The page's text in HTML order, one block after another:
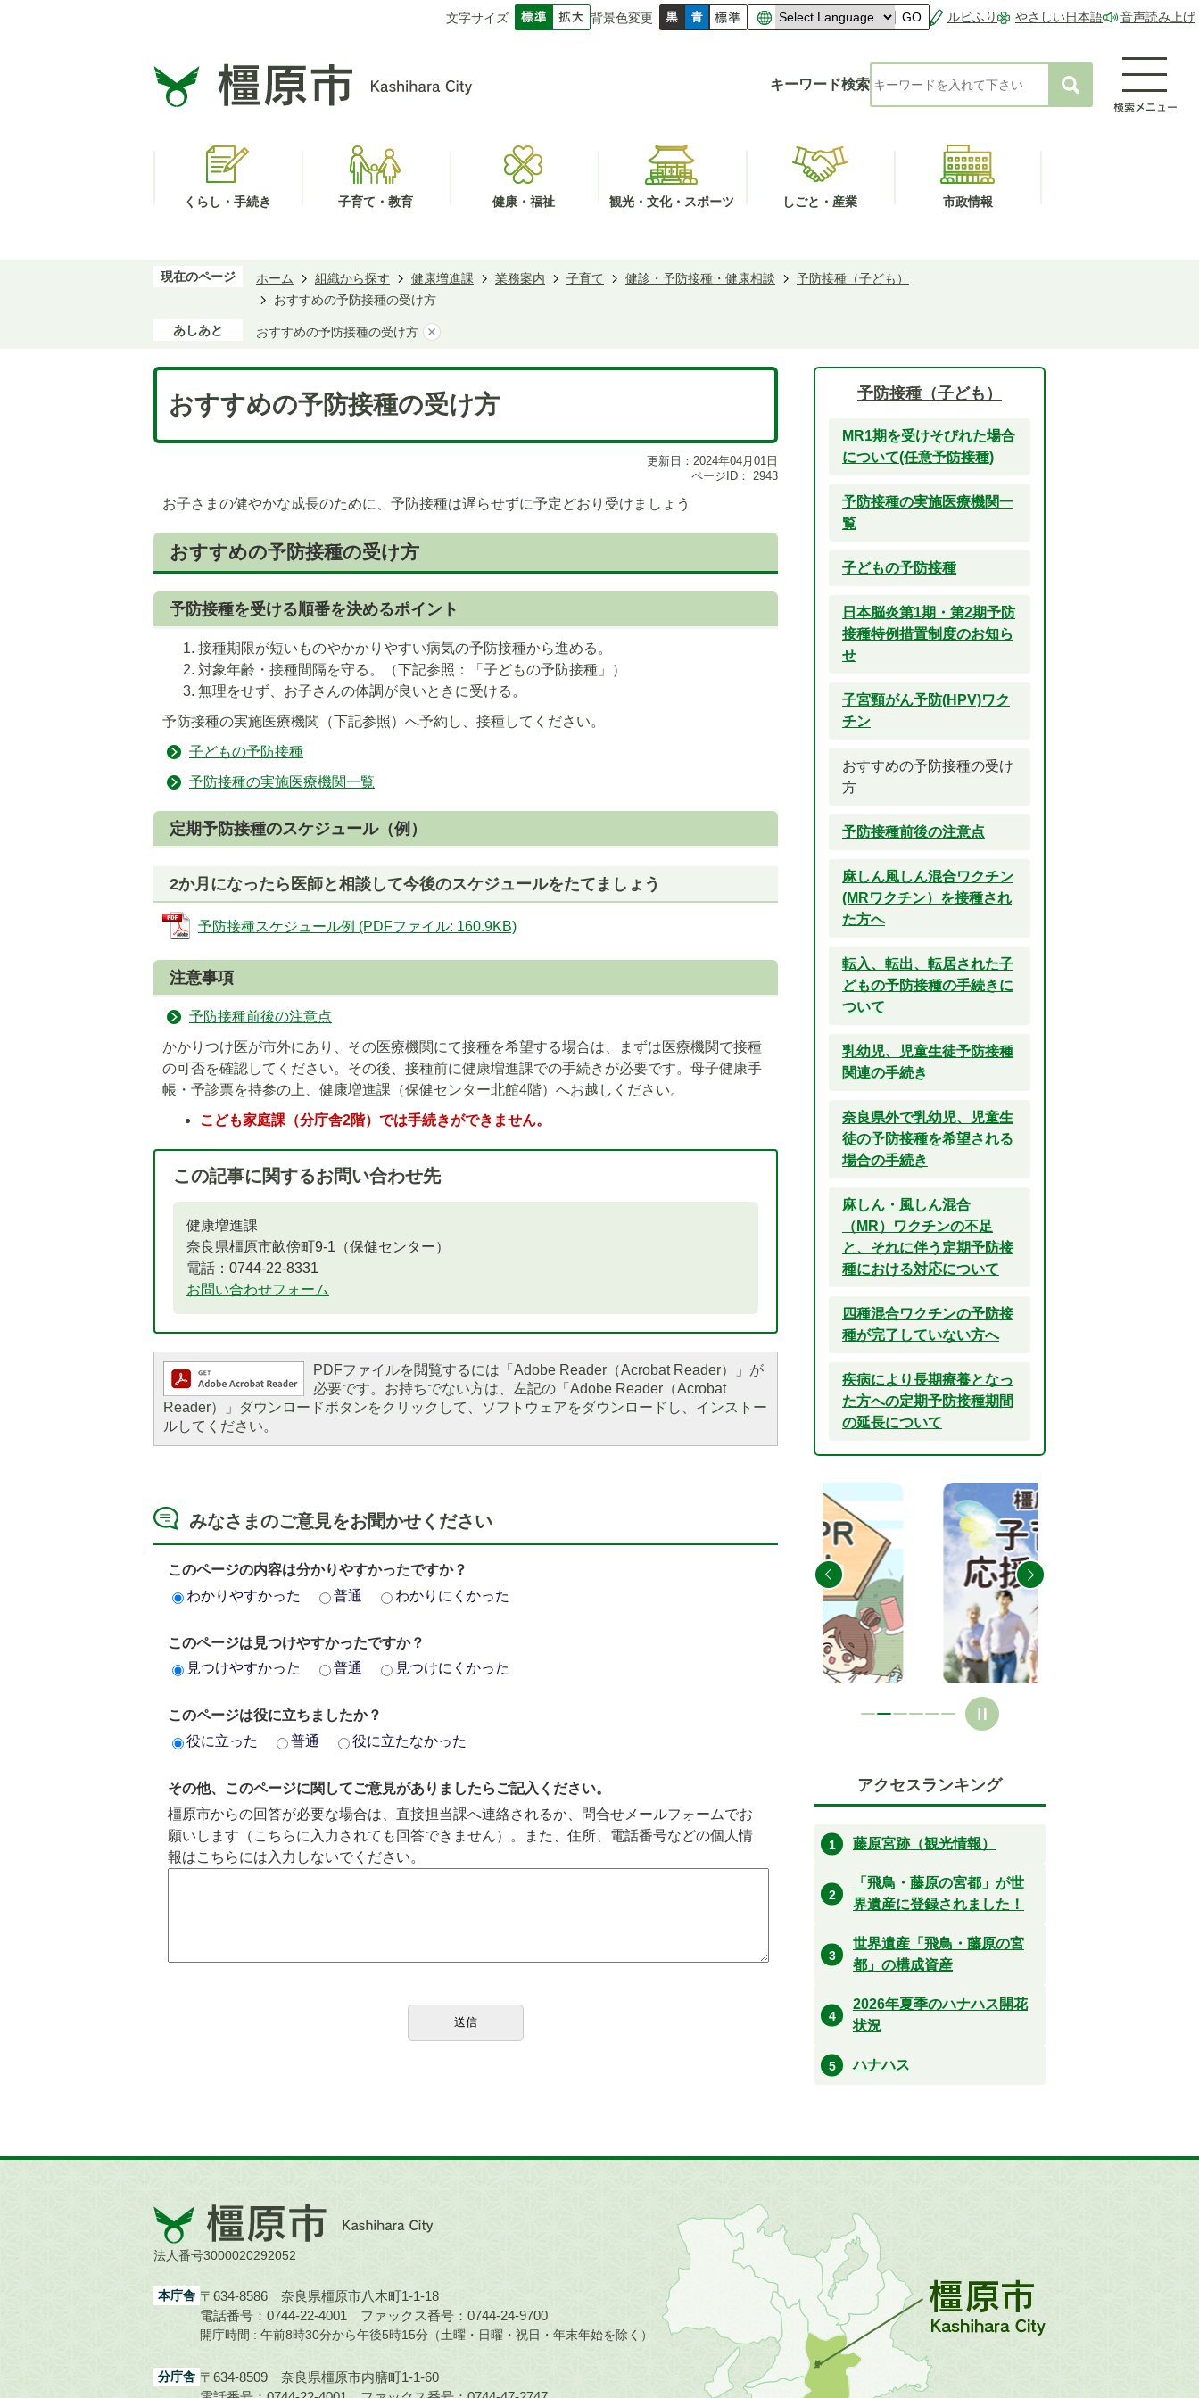
文字サイズ 背景色変更 GO ルビふり やさしい日本語 音声読み上げ
キーワード検索
くらし・手続き 子育て・教育 健康・福祉 観光・文化・スポーツ しごと・産業 市政情報
現在のページ ホーム 組織から探す 健康増進課 業務案内 子育て 健診・予防接種・健康相談
予防接種（子ども）
おすすめの予防接種の受け方
あしあと おすすめの予防接種の受け方
おすすめの予防接種の受け方
更新日：2024年04月01日
ページID： 2943
お子さまの健やかな成長のために、予防接種は遅らせずに予定どおり受けましょう
おすすめの予防接種の受け方
予防接種を受ける順番を決めるポイント
接種期限が短いものやかかりやすい病気の予防接種から進める。
対象年齢・接種間隔を守る。（下記参照：「子どもの予防接種」）
無理をせず、お子さんの体調が良いときに受ける。
予防接種の実施医療機関（下記参照）へ予約し、接種してください。
子どもの予防接種
予防接種の実施医療機関一覧
定期予防接種のスケジュール（例）
2か月になったら医師と相談して今後のスケジュールをたてましょう
予防接種スケジュール例 (PDFファイル: 160.9KB)
注意事項
予防接種前後の注意点
かかりつけ医が市外にあり、その医療機関にて接種を希望する場合は、まずは医療機関で接種
の可否を確認してください。その後、接種前に健康増進課での手続きが必要です。母子健康手
帳・予診票を持参の上、健康増進課（保健センター北館4階）へお越しください。
こども家庭課（分庁舎2階）では手続きができません。
この記事に関するお問い合わせ先
健康増進課
奈良県橿原市畝傍町9-1（保健センター）
電話：0744-22-8331
お問い合わせフォーム
PDFファイルを閲覧するには「Adobe Reader（Acrobat Reader）」が
必要です。お持ちでない方は、左記の「Adobe Reader（Acrobat
Reader）」ダウンロードボタンをクリックして、ソフトウェアをダウンロードし、インストー
ルしてください。
みなさまのご意見をお聞かせください
このページの内容は分かりやすかったですか？
わかりやすかった
普通 わかりにくかった
このページは見つけやすかったですか？
見つけやすかった
普通 見つけにくかった
このページは役に立ちましたか？
役に立った
普通 役に立たなかった
その他、このページに関してご意見がありましたらご記入ください。
橿原市からの回答が必要な場合は、直接担当課へ連絡されるか、問合せメールフォームでお
願いします（こちらに入力されても回答できません）。また、住所、電話番号などの個人情
報はこちらには入力しないでください。
予防接種（子ども）
MR1期を受けそびれた場合
について(任意予防接種)
予防接種の実施医療機関一
覧
子どもの予防接種
日本脳炎第1期・第2期予防
接種特例措置制度のお知ら
せ
子宮頸がん予防(HPV)ワク
チン
おすすめの予防接種の受け
方
予防接種前後の注意点
麻しん風しん混合ワクチン
(MRワクチン）を接種され
た方へ
転入、転出、転居された子
どもの予防接種の手続きに
ついて
乳幼児、児童生徒予防接種
関連の手続き
奈良県外で乳幼児、児童生
徒の予防接種を希望される
場合の手続き
麻しん・風しん混合
（MR）ワクチンの不足
と、それに伴う定期予防接
種における対応について
四種混合ワクチンの予防接
種が完了していない方へ
疾病により長期療養となっ
た方への定期予防接種期間
の延長について
枚
ス
ラ
ド
2
枚
目
の
ス
ラ
イ
ド
アクセスランキング
藤原宮跡（観光情報）
「飛鳥・藤原の宮都」が世
界遺産に登録されました！
世界遺産「飛鳥・藤原の宮
都」の構成資産
2026年夏季のハナハス開花
状況
ハナハス
橿
原
市
City
法人番号3000020292052
本庁舎 〒634-8586 奈良県橿原市八木町1-1-18
電話番号：0744-22-4001 ファックス番号：0744-24-9700
開庁時間 : 午前8時30分から午後5時15分（土曜・日曜・祝日・年末年始を除く）
分庁舎 〒634-8509 奈良県橿原市内膳町1-1-60
の
地
図。